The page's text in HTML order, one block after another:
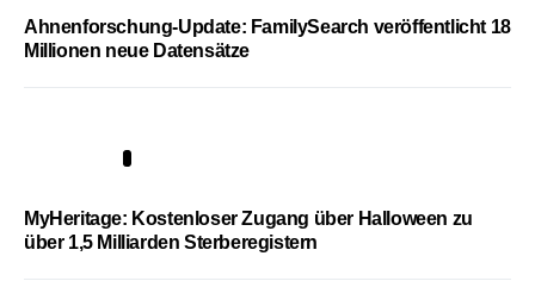
Ahnenforschung-Update: FamilySearch veröffentlicht 18
Millionen neue Datensätze
MyHeritage: Kostenloser Zugang über Halloween zu
über 1,5 Milliarden Sterberegistern